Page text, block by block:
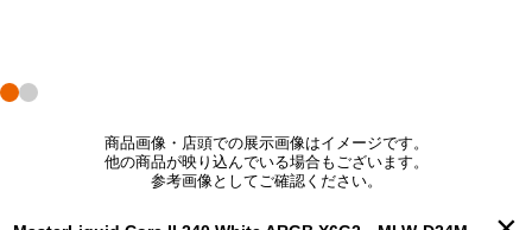
商品画像・店頭での展示画像はイメージです。
他の商品が映り込んでいる場合もございます。
参考画像としてご確認ください。